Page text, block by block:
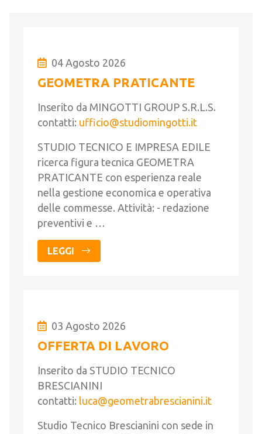
04 Agosto 2026
GEOMETRA PRATICANTE
Inserito da MINGOTTI GROUP S.R.L.S.
contatti: ufficio@studiomingotti.it
STUDIO TECNICO E IMPRESA EDILE
ricerca figura tecnica GEOMETRA
PRATICANTE con esperienza reale
nella gestione economica e operativa
delle commesse. Attività: - redazione
preventivi e …
LEGGI
03 Agosto 2026
OFFERTA DI LAVORO
Inserito da STUDIO TECNICO
BRESCIANINI
contatti: luca@geometrabrescianini.it
Studio Tecnico Brescianini con sede in